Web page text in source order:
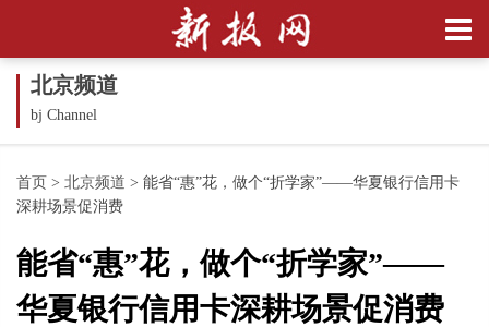
北京频道
bj Channel
首页 > 北京频道 > 能省“惠”花，做个“折学家”——华夏银行信用卡
深耕场景促消费
能省“惠”花，做个“折学家”——
华夏银行信用卡深耕场景促消费